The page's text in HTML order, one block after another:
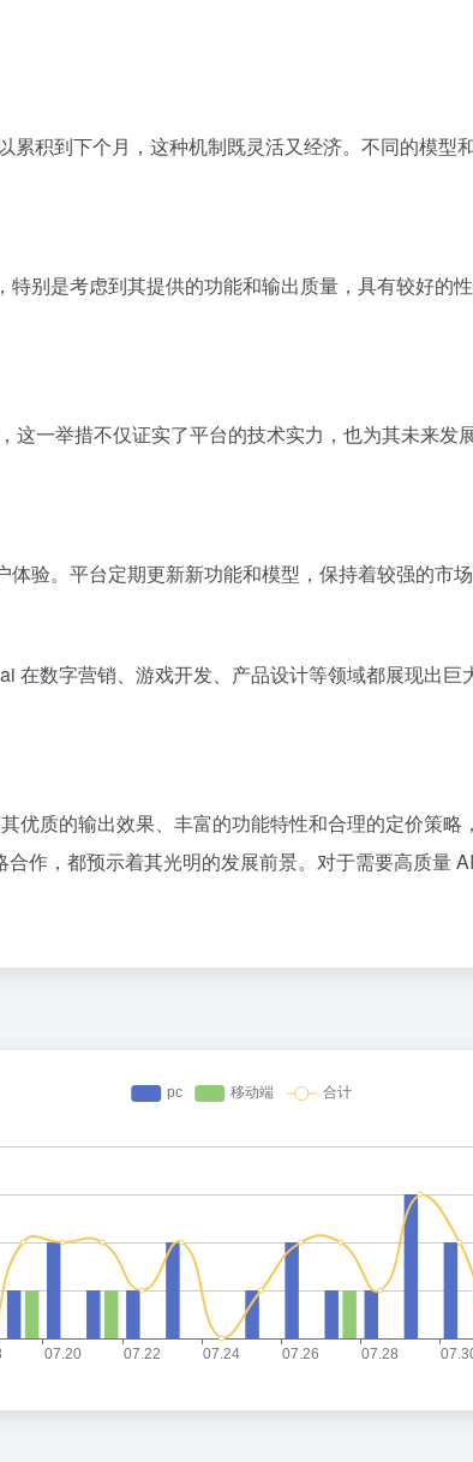
积到下个月，这种机制既灵活又经济。不同的模
别是考虑到其提供的功能和输出质量，具有较好的性
一举措不仅证实了平台的技术实力，也为其未来
验。平台定期更新新功能和模型，保持着较强的市场
在数字营销、游戏开发、产品设计等领域都展现出
优质的输出效果、丰富的功能特性和合理的定价策
作，都预示着其光明的发展前景。对于需要高质量